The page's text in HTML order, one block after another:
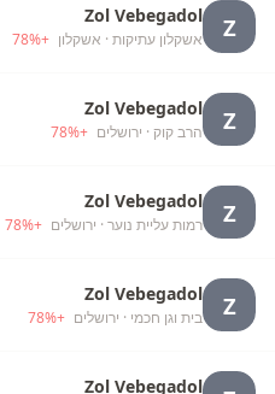
Z
Zol Vebegadol
אשקלון עתיקות · אשקלון +
78%
Z
Zol Vebegadol
הרב קוק · ירושלים +
78%
Z
Zol Vebegadol
רמות עליית נוער · ירושלים +
78%
Z
Zol Vebegadol
בית וגן חכמי · ירושלים +
78%
Zol Vebegadol